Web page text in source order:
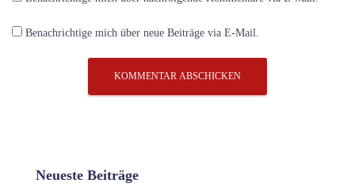
Benachrichtige mich über neue Beiträge via E-Mail.
Neueste Beiträge